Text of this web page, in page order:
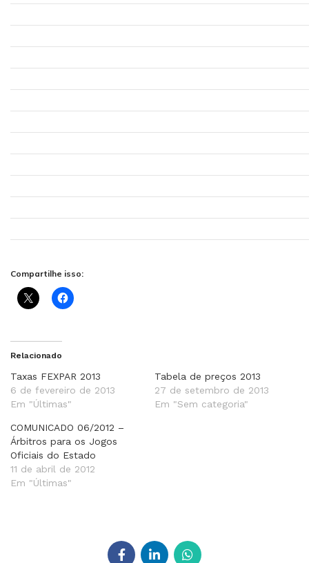
Compartilhe isso:
Relacionado
Taxas FEXPAR 2013
6 de fevereiro de 2013
Em "Últimas"
Tabela de preços 2013
27 de setembro de 2013
Em "Sem categoria"
COMUNICADO 06/2012 –
Árbitros para os Jogos
Oficiais do Estado
11 de abril de 2012
Em "Últimas"